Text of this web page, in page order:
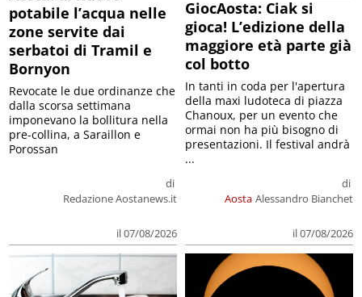
potabile l’acqua nelle
zone servite dai
serbatoi di Tramil e
Bornyon
di
Redazione Aostanews.it
il 07/08/2026
Revocate le due ordinanze che
dalla scorsa settimana
imponevano la bollitura nella
pre-collina, a Saraillon e
Porossan
GiocAosta: Ciak si
gioca! L’edizione della
maggiore età parte già
col botto
Aosta
di
Alessandro Bianchet
il 07/08/2026
In tanti in coda per l'apertura
della maxi ludoteca di piazza
Chanoux, per un evento che
ormai non ha più bisogno di
presentazioni. Il festival andrà
...